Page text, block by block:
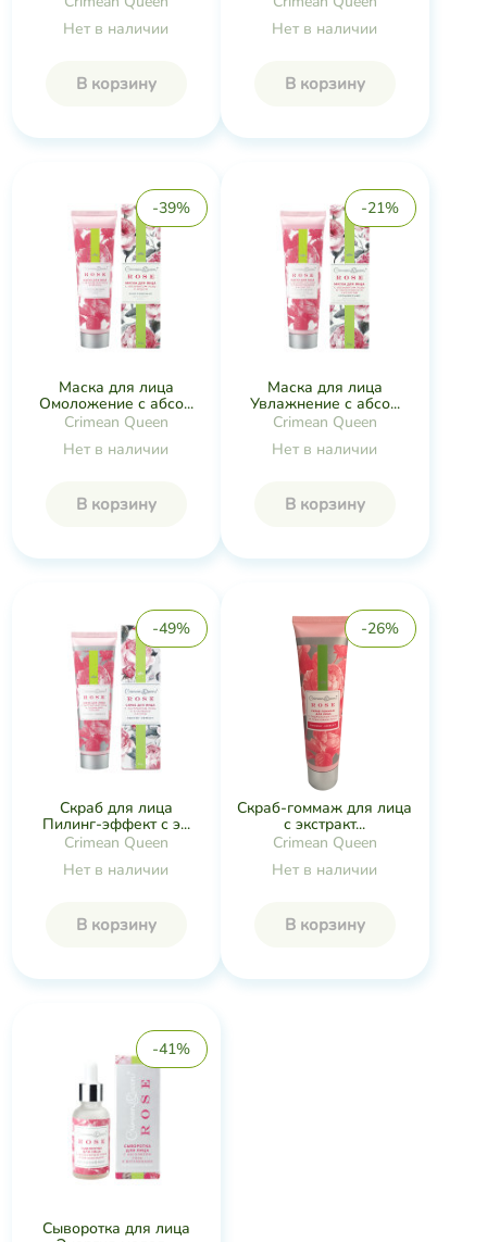
Нет в наличии
В корзину
Нет в наличии
В корзину
-39%
Маска для лица
Омоложение с абсо...
Crimean Queen
Нет в наличии
В корзину
-21%
Маска для лица
Увлажнение с абсо...
Crimean Queen
Нет в наличии
В корзину
-49%
Скраб для лица
Пилинг-эффект с э...
Crimean Queen
Нет в наличии
В корзину
-26%
Скраб-гоммаж для лица
с экстракт...
Crimean Queen
Нет в наличии
В корзину
-41%
Сыворотка для лица